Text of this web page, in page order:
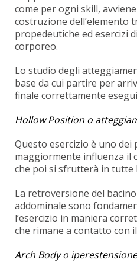
come per ogni skill,
costruzione dell’elemento
propedeutiche ed esercizi
corporeo.
Lo studio degli
base da cui partire per
finale correttamente
Hollow Position o
Questo esercizio è uno
maggiormente influenza il
che poi si sfrutterà in tutte
La retroversione del
addominale sono
l’esercizio in maniera
che rimane a contatto con
Arch Body o